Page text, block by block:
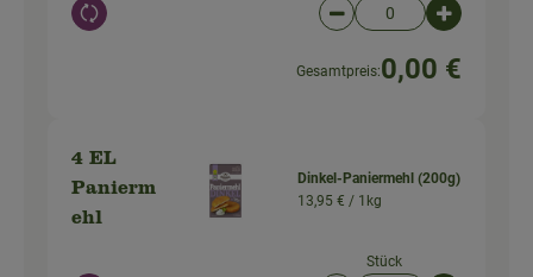
Auswahl ändern Artikelanzahl
Gesamtpreis:0,00 €
4 EL
Panierm
ehl
Dinkel-Paniermehl (200g)
13,95 € / 1kg
Stück